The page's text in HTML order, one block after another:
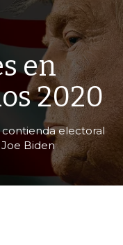
en
2020
contienda electoral
Biden